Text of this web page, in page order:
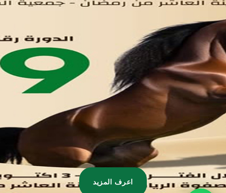
تواصل معنا
مدينة العاشر من رمضان
01221020029
055-4494429
055-4494406
055-4494414
info.triaeg@yahoo.com
info@triaeg-guide.com
اعرف المزيد